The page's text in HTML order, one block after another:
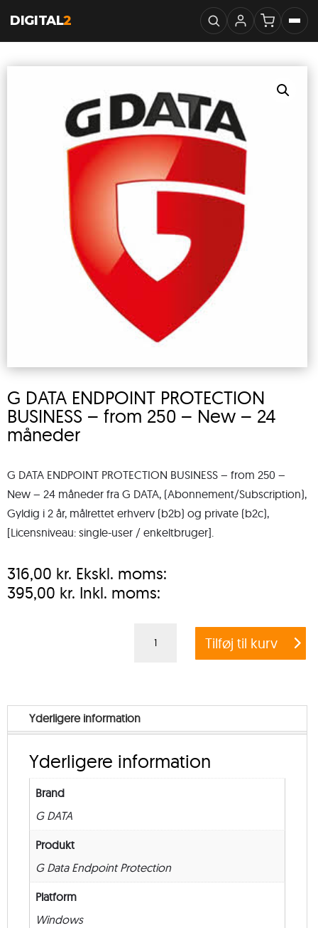
DIGITAL2
G DATA ENDPOINT PROTECTION
BUSINESS – from 250 – New – 24
måneder
G DATA ENDPOINT PROTECTION BUSINESS – from 250 –
New – 24 måneder fra G DATA, (Abonnement/Subscription),
Gyldig i 2 år, målrettet erhverv (b2b) og private (b2c),
[Licensniveau: single-user / enkeltbruger].
316,00 kr. Ekskl. moms:
395,00 kr. Inkl. moms:
BUSINESS
–
250
måneder
antal
Tilføj til kurv
Yderligere information
Yderligere information
Brand
G DATA
Produkt
G Data Endpoint Protection
Platform
Windows